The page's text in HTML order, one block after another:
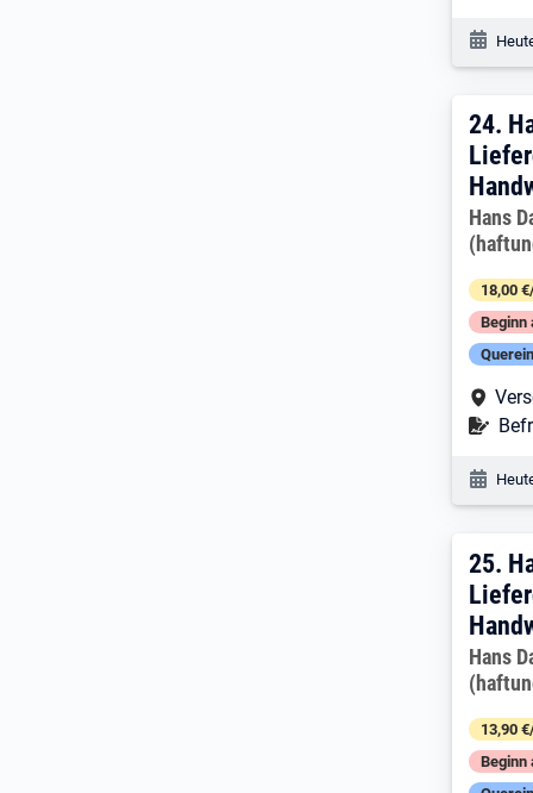
24.
24.
Hans
18,00
Beginn
25.
25.
Hans
13,90
Beginn